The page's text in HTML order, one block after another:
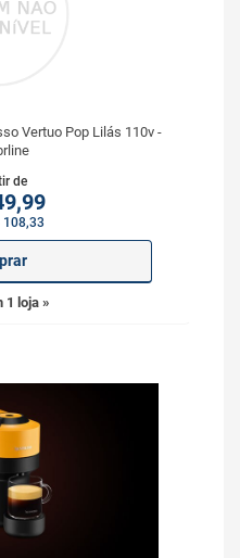
Vertuo Pop Lilás 110v -
de
108,33
1 loja »